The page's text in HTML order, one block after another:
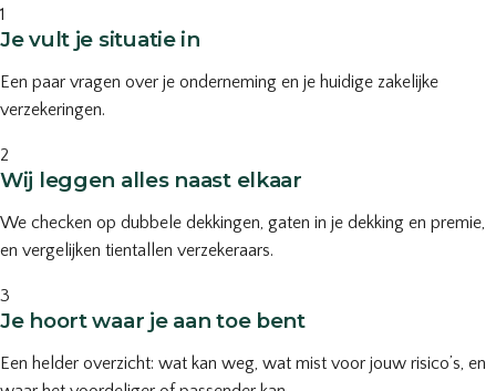
1
Je vult je situatie in
Een paar vragen over je onderneming en je huidige zakelijke
verzekeringen.
2
Wij leggen alles naast elkaar
We checken op dubbele dekkingen, gaten in je dekking en premie,
en vergelijken tientallen verzekeraars.
3
Je hoort waar je aan toe bent
Een helder overzicht: wat kan weg, wat mist voor jouw risico’s, en